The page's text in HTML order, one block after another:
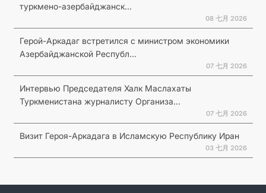
туркмено-азербайджанск...
08 七月 2026
Герой-Аркадаг встретился с министром экономики
Азербайджанской Республ...
07 七月 2026
Интервью Председателя Халк Маслахаты
Туркменистана журналисту Организа...
07 七月 2026
Визит Героя-Аркадага в Исламскую Республику Иран
03 七月 2026